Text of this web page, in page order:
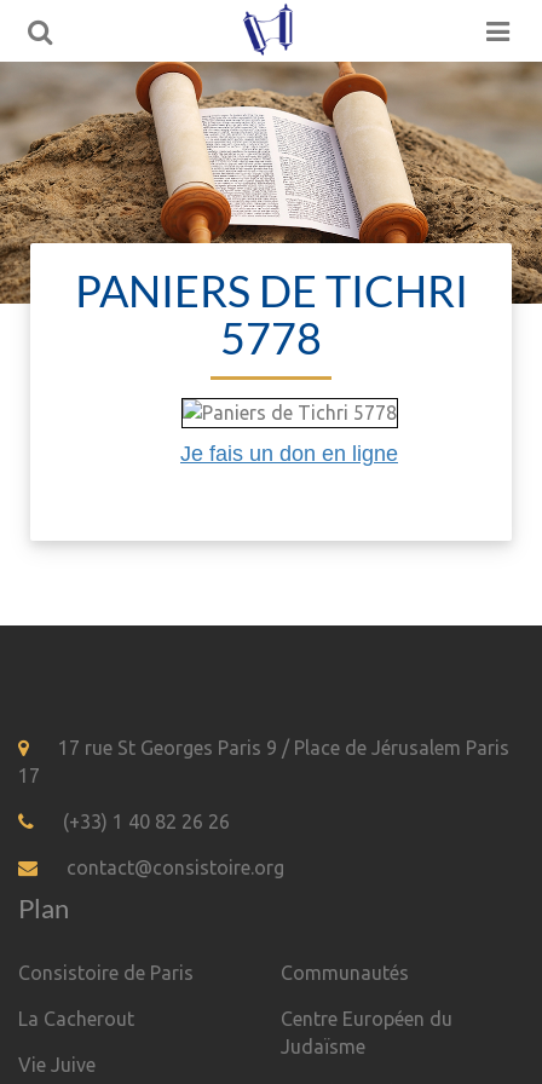
PANIERS DE TICHRI
5778
Je fais un don en ligne
17 rue St Georges Paris 9 / Place de Jérusalem Paris
17
(+33) 1 40 82 26 26
contact@consistoire.org
Plan
Consistoire de Paris
La Cacherout
Vie Juive
Communautés
Centre Européen du
Judaïsme